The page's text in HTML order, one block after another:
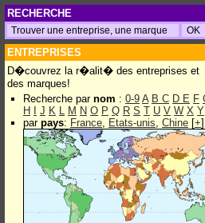
RECHERCHE
ENTREPRISES
D�couvrez la r�alit� des entreprises et
des marques!
Recherche par nom : 0-9 A B C D E F
H
J K L M N O P Q R S T U V W X Y
par pays: France, Etats-unis, Chine [+]